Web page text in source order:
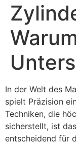
In der Welt des
spielt Präzision
Techniken, die
sicherstellt, ist
entscheidend für